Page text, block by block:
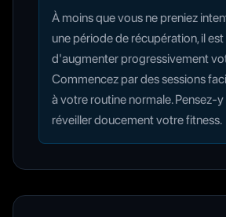
À moins que vous ne preniez
une période de récupération, il
d'augmenter progressivement
Commencez par des sessions
à votre routine normale. Pensez-
réveiller doucement votre fitness.